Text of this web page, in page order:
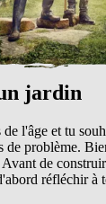
jardin
l'âge et tu
de problème.
de
réfléchir à